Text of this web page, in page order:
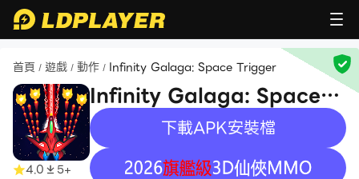
首頁 / 遊戲 / 動作 / Infinity Galaga: Space Trigger
4.0 5+
Infinity Galaga: Space
Trigger下載APK安裝檔
recommend